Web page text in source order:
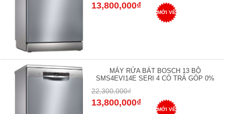
13,800,000₫
MỚI VỀ
MÁY RỬA BÁT BOSCH 13 BỘ
SMS4EVI14E SERI 4 CÓ TRẢ GÓP 0%
22,300,000₫
13,800,000₫
MỚI VỀ